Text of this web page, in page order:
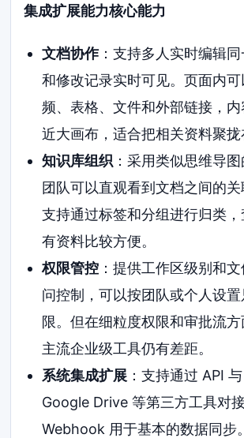
集成扩展能力核心能力
文档协作：支持多人实时编辑
和修改记录实时可见。页面内
频、表格、文件和外部链接，
近大画布，适合把相关资料聚拢
知识库组织：采用类似思维导图
团队可以直观看到文档之间的
支持通过标签和分组进行归类
有资料比较方便。
权限管控：提供工作区级别和
问控制，可以按团队或个人设
限。但在细粒度权限和审批流
主流企业级工具仍有差距。
系统集成扩展：支持通过 API 与
Google Drive 等第三方工具对
Webhook 用于基本的数据同步